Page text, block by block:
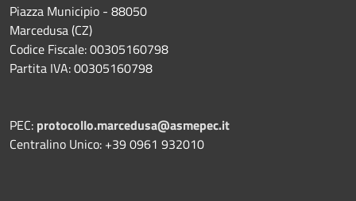
Piazza Municipio - 88050
Marcedusa (CZ)
Codice Fiscale: 00305160798
Partita IVA: 00305160798
PEC: protocollo.marcedusa@asmepec.it
Centralino Unico: +39 0961 932010